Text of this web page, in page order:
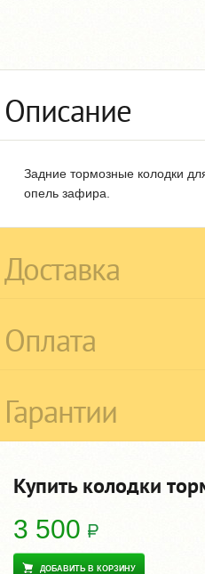
Описание
Задние тормозные колодки
опель зафира.
Доставка
Оплата
Гарантии
Купить колодки
3 500
ДОБАВИТЬ В КОРЗИНУ